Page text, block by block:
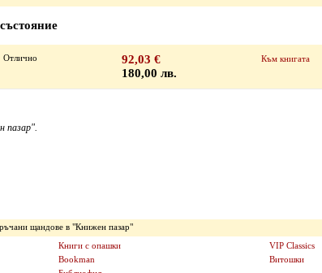
Отлично
92,03 €
180,00 лв.
Към книгата
пазар".
щандове в "Книжен пазар"
Книги с опашки
Bookman
VIP Classics
Витошки